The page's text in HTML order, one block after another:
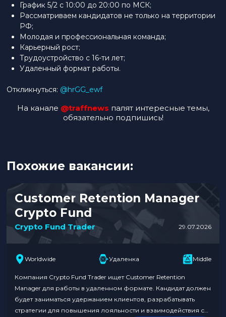
График 5/2 с 10:00 до 20:00 по МСК;
Рассматриваем кандидатов не только на территории
РФ;
Молодая и профессиональная команда;
Карьерный рост;
Трудоустройство с 16-ти лет;
Удаленный формат работы.
Откликнуться: @hrGG_ewf
На канале @traffnews палят интересные темы,
обязательно подпишись!
Похожие вакансии:
Customer Retention Manager
Crypto Fund
Crypto Fund Trader 29.07.2026
Worldwide Удаленка Middle
Компания Crypto Fund Trader ищет Customer Retention
Manager для работы в удаленном формате. Кандидат должен
будет заниматься удержанием клиентов, разрабатывать
стратегии для повышения лояльности и взаимодействия с